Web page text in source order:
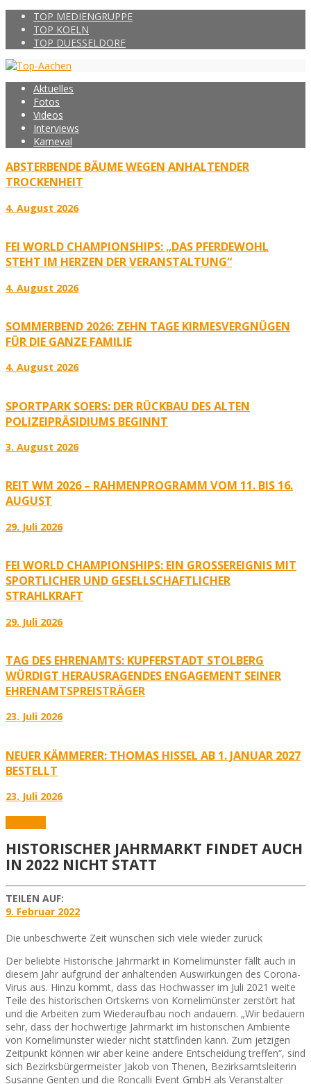
TOP MEDIENGRUPPE
TOP KOELN
TOP DUESSELDORF
Aktuelles
Fotos
Videos
Interviews
Karneval
ABSTERBENDE BÄUME WEGEN ANHALTENDER
TROCKENHEIT
4. August 2026
FEI WORLD CHAMPIONSHIPS: „DAS PFERDEWOHL
STEHT IM HERZEN DER VERANSTALTUNG“
4. August 2026
SOMMERBEND 2026: ZEHN TAGE KIRMESVERGNÜGEN
FÜR DIE GANZE FAMILIE
4. August 2026
SPORTPARK SOERS: DER RÜCKBAU DES ALTEN
POLIZEIPRÄSIDIUMS BEGINNT
3. August 2026
REIT WM 2026 – RAHMENPROGRAMM VOM 11. BIS 16.
AUGUST
29. Juli 2026
FEI WORLD CHAMPIONSHIPS: EIN GROSSEREIGNIS MIT S
PORTLICHER UND GESELLSCHAFTLICHER S
TRAHLKRAFT
29. Juli 2026
TAG DES EHRENAMTS: KUPFERSTADT STOLBERG
WÜRDIGT HERAUSRAGENDES ENGAGEMENT SEINER
EHRENAMTSPREISTRÄGER
23. Juli 2026
NEUER KÄMMERER: THOMAS HISSEL AB 1. JANUAR 2027
BESTELLT
23. Juli 2026
HISTORISCHER JAHRMARKT FINDET AUCH
IN 2022 NICHT STATT
TEILEN AUF:
9. Februar 2022
Die unbeschwerte Zeit wünschen sich viele wieder zurück
Der beliebte Historische Jahrmarkt in Kornelimünster fällt auch in
diesem Jahr aufgrund der anhaltenden Auswirkungen des Corona-
Virus aus. Hinzu kommt, dass das Hochwasser im Juli 2021 weite
Teile des historischen Ortskerns von Kornelimünster zerstört hat
und die Arbeiten zum Wiederaufbau noch andauern. „Wir bedauern
sehr, dass der hochwertige Jahrmarkt im historischen Ambiente
von Kornelimünster wieder nicht stattfinden kann. Zum jetzigen
Zeitpunkt können wir aber keine andere Entscheidung treffen“, sind
sich Bezirksbürgermeister Jakob von Thenen, Bezirksamtsleiterin
Susanne Genten und die Roncalli Event GmbH als Veranstalter